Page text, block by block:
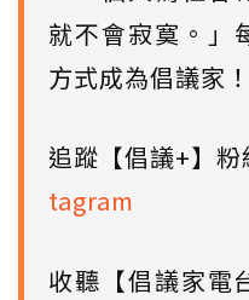
就不會寂寞。」
方式成為倡議家！
追蹤【倡議+】粉
tagram
收聽【倡議家電